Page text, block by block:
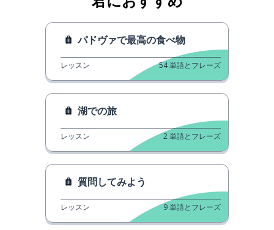
パドヴァで最高の食べ物
レッスン 54単語とフレーズ
湖での旅
レッスン 2単語とフレーズ
質問してみよう
レッスン 9単語とフレーズ